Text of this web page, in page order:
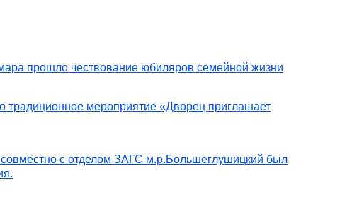
прошло чествование юбиляров семейной жизни
традиционное мероприятие «Дворец приглашает
с отделом ЗАГС м.р.Большеглушицкий был